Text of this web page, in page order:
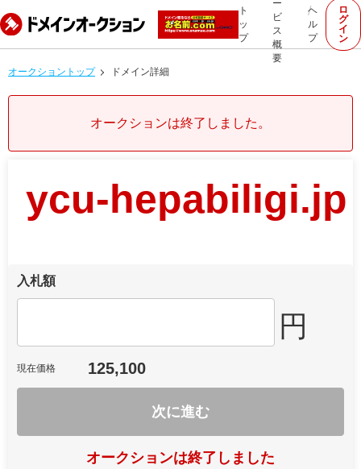
ト
ッ
プ
ー
ビ
ス
概
要
ヘ
ル
プ
ロ
グ
イ
ン
オークショントップ ドメイン詳細
オークションは終了しました。
ycu-hepabiligi.jp
入札額
円
現在価格 125,100
次に進む
オークションは終了しました